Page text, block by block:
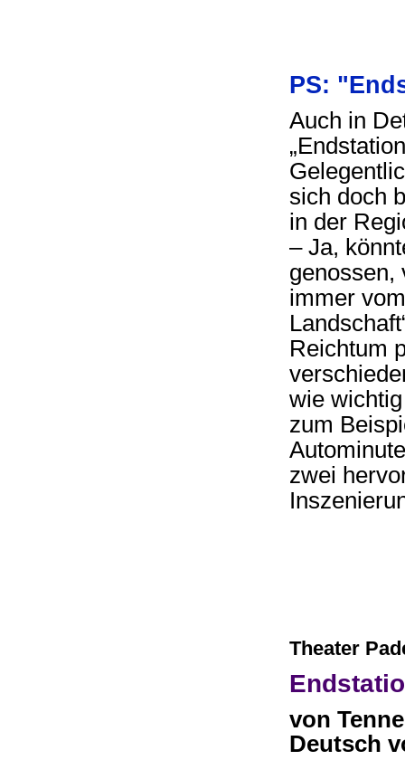
PS:
Auch in
sich doch
in der
– Ja,
genossen,
immer
Reichtum
wie
zum
zwei
Theater
von
Deutsch